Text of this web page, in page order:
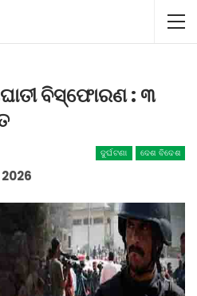
ବିସ୍ଫୋରଣ : ୩
ଦୁର୍ଘଟଣା ଦେଶ ବିଦେଶ